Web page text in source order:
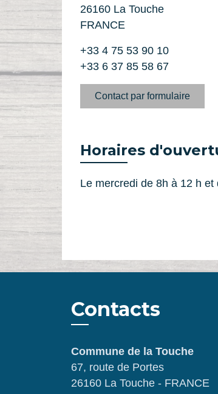
26160 La Touche
FRANCE
+33 4 75 53 90 10
+33 6 37 85 58 67
Contact par formulaire
Horaires
Le mercredi de 8h à 12 h et
Contacts
Commune de la Touche
67, route de Portes
26160 La Touche - FRANCE